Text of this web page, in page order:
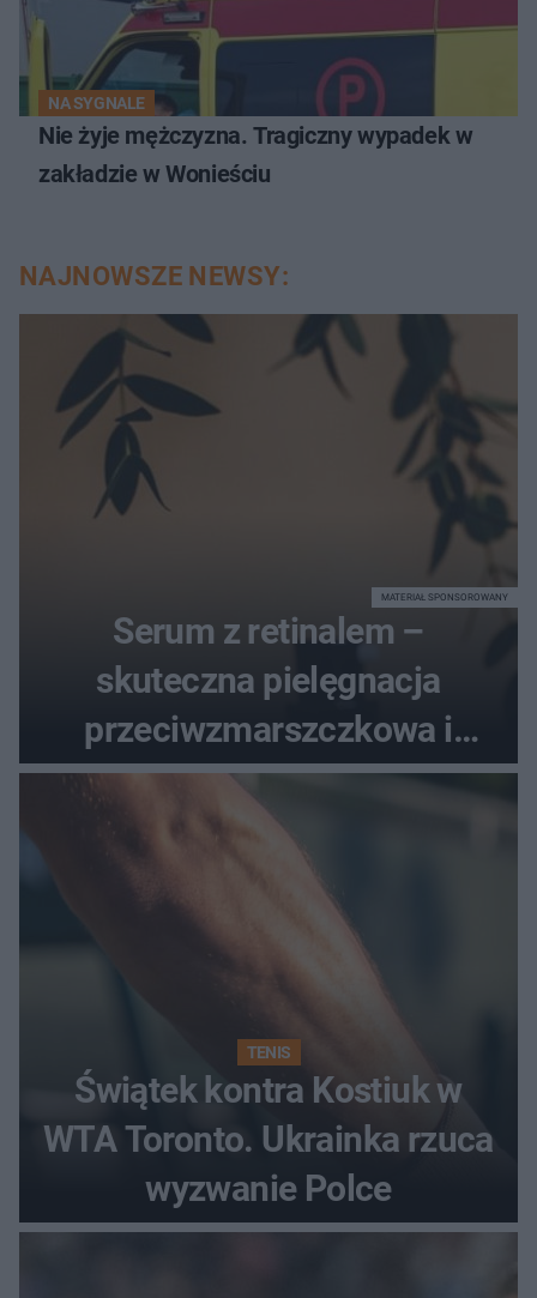
NA SYGNALE
Nie żyje mężczyzna. Tragiczny wypadek w
zakładzie w Wonieściu
NAJNOWSZE NEWSY:
Serum z retinalem –
skuteczna pielęgnacja
przeciwzmarszczkowa i
regenerująca
MATERIAŁ SPONSOROWANY
TENIS
Świątek kontra Kostiuk w
WTA Toronto. Ukrainka rzuca
wyzwanie Polce